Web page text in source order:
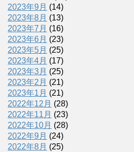
2023年9月 (14)
2023年8月 (13)
2023年7月 (16)
2023年6月 (23)
2023年5月 (25)
2023年4月 (17)
2023年3月 (25)
2023年2月 (21)
2023年1月 (21)
2022年12月 (28)
2022年11月 (23)
2022年10月 (28)
2022年9月 (24)
2022年8月 (25)